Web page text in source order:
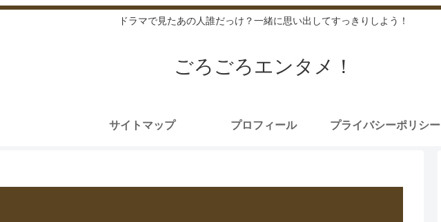
ドラマで見たあの人誰だっけ？一緒に思い出してすっきりしよう！
ごろごろエンタメ！
サイトマップ プロフィール プライバシーポリシー